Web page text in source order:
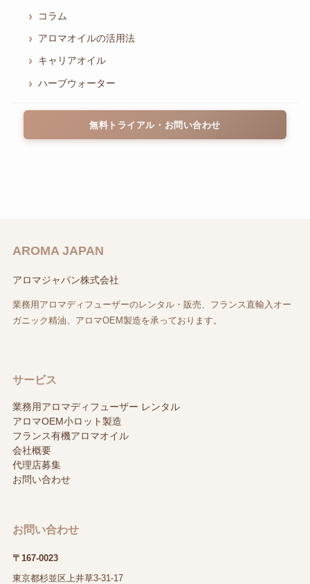
コラム
アロマオイルの活用法
キャリアオイル
ハーブウォーター
無料トライアル・お問い合わせ
AROMA JAPAN
アロマジャパン株式会社
業務用アロマディフューザーのレンタル・販売、フランス直輸入オー
ガニック精油、アロマOEM製造を承っております。
サービス
業務用アロマディフューザー レンタル
アロマOEM小ロット製造
フランス有機アロマオイル
会社概要
代理店募集
お問い合わせ
お問い合わせ
〒167-0023
東京都杉並区上井草3-31-17